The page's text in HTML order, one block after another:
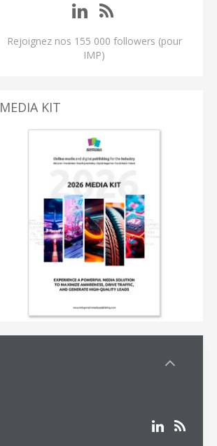
Rejoignez nos 155 000 followers (pour
IMP)
MEDIA KIT